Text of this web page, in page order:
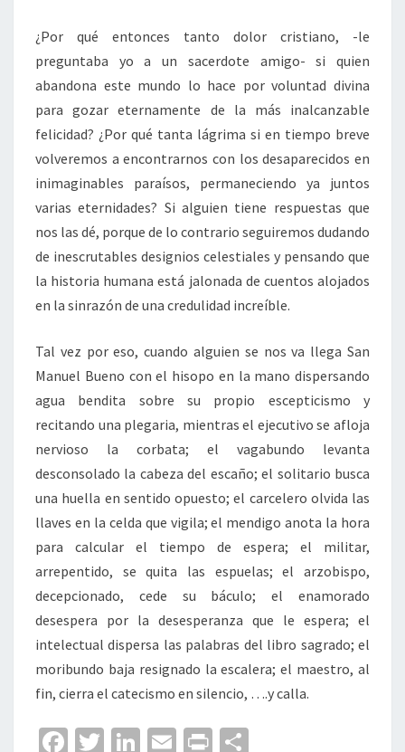
¿Por qué entonces tanto dolor cristiano, -le
preguntaba yo a un sacerdote amigo- si quien
abandona este mundo lo hace por voluntad divina
para gozar eternamente de la más inalcanzable
felicidad? ¿Por qué tanta lágrima si en tiempo breve
volveremos a encontrarnos con los desaparecidos en
inimaginables paraísos, permaneciendo ya juntos
varias eternidades? Si alguien tiene respuestas que
nos las dé, porque de lo contrario seguiremos dudando
de inescrutables designios celestiales y pensando que
la historia humana está jalonada de cuentos alojados
en la sinrazón de una credulidad increíble.
Tal vez por eso, cuando alguien se nos va llega San
Manuel Bueno con el hisopo en la mano dispersando
agua bendita sobre su propio escepticismo y
recitando una plegaria, mientras el ejecutivo se afloja
nervioso la corbata; el vagabundo levanta
desconsolado la cabeza del escaño; el solitario busca
una huella en sentido opuesto; el carcelero olvida las
llaves en la celda que vigila; el mendigo anota la hora
para calcular el tiempo de espera; el militar,
arrepentido, se quita las espuelas; el arzobispo,
decepcionado, cede su báculo; el enamorado
desespera por la desesperanza que le espera; el
intelectual dispersa las palabras del libro sagrado; el
moribundo baja resignado la escalera; el maestro, al
fin, cierra el catecismo en silencio, ….y calla.
Fa T
Li
E
Pr